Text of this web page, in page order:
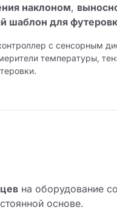
наклоном,
шаблон для
с сенсорным
температуры,
на оборудование
основе.